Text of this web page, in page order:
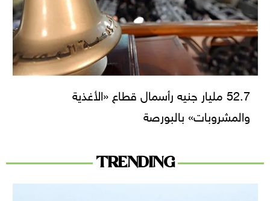
52.7 مليار جنيه رأسمال قطاع «الأغذية
والمشروبات» بالبورصة
TRENDING